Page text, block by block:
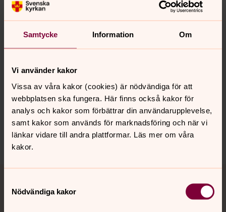
Samtycke Information Om
Vi använder kakor
Vissa av våra kakor (cookies) är nödvändiga för att
webbplatsen ska fungera. Här finns också kakor för
analys och kakor som förbättrar din användarupplevelse,
samt kakor som används för marknadsföring och när vi
länkar vidare till andra plattformar. Läs mer om våra
kakor.
Nödvändiga kakor
- du hittar säkert något som passar dig!
Synpunkter eller frågor på sidans
innehåll?
faringso.forsamling@svenskakyrkan.se
Dela
Tillbaka till toppen
Tillbaka till innehållet